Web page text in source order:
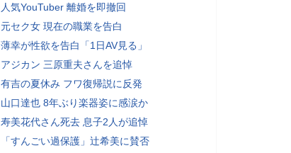
人気YouTuber 離婚を即撤回
元セク女 現在の職業を告白
薄幸が性欲を告白「1日AV見る」
アジカン 三原重夫さんを追悼
有吉の夏休み フワ復帰説に反発
山口達也 8年ぶり楽器姿に感涙か
寿美花代さん死去 息子2人が追悼
「すんごい過保護」辻希美に賛否